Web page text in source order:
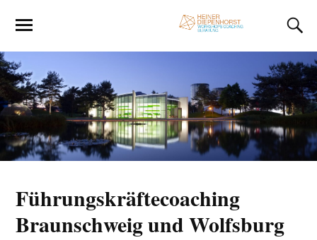
Führungskräftecoaching
Braunschweig und Wolfsburg